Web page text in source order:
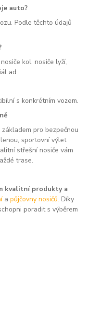
auto?
Podle těchto údajů
kol, nosiče lyží,
ad.
s konkrétním vozem.
základem pro bezpečnou
sportovní výlet
střešní nosiče vám
trase.
kvalitní produkty a
apůjčovny nosičů. Díky
poradit s výběrem